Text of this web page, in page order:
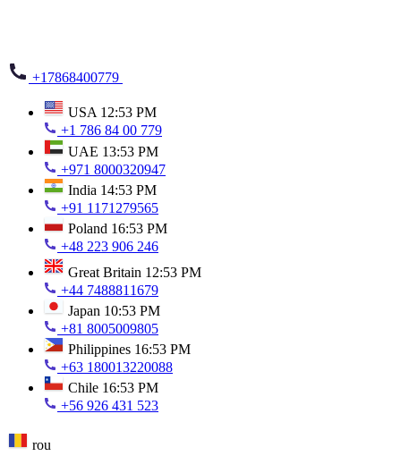
+17868400779
USA 12:53 PM
+1 786 84 00 779
UAE 13:53 PM
+971 8000320947
India 14:53 PM
+91 1171279565
Poland 16:53 PM
+48 223 906 246
Great Britain 12:53 PM
+44 7488811679
Japan 10:53 PM
+81 8005009805
Philippines 16:53 PM
+63 180013220088
Chile 16:53 PM
+56 926 431 523
rou